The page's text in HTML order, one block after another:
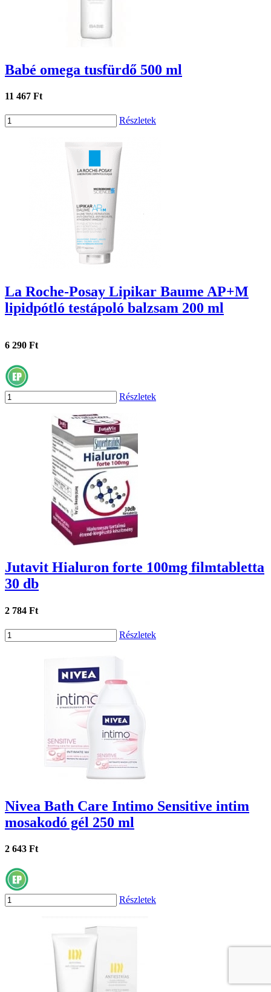
Babé omega tusfürdő 500 ml
11 467 Ft
Részletek
La Roche-Posay Lipikar Baume AP+M
lipidpótló testápoló balzsam 200 ml
6 290 Ft
Részletek
Jutavit Hialuron forte 100mg filmtabletta
30 db
2 784 Ft
Részletek
Nivea Bath Care Intimo Sensitive intim
mosakodó gél 250 ml
2 643 Ft
Részletek